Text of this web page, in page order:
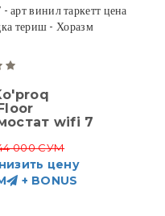
wifi 7
000 СУМ
цену
+ BONUS